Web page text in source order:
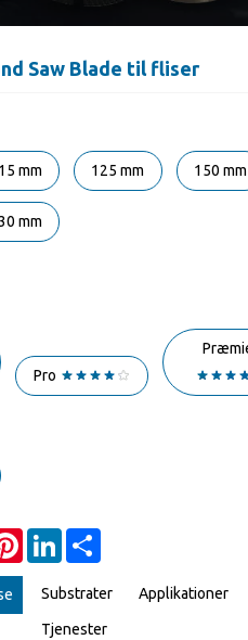
Saw Blade til fliser
mm 125 mm 150 mm
mm
Pro
PinterestLinkedIn
Substrater Applikationer
Tjenester